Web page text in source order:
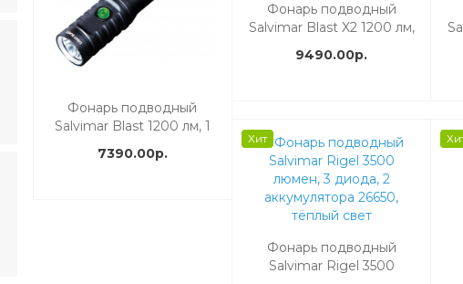
Фонарь подводный
Salvimar Blast 1200 лм, 1
18650, холодный свет
7390.00р.
Фонарь подводный
Salvimar Blast X2 1200 лм,
18650, тёплый свет
9490.00р.
Хит
Фонарь подводный
Salvimar Rigel 3500